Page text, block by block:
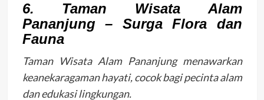
6. Taman Wisata Alam
Pananjung – Surga Flora dan
Fauna
Taman Wisata Alam Pananjung menawarkan
keanekaragaman hayati, cocok bagi pecinta alam
dan edukasi lingkungan.